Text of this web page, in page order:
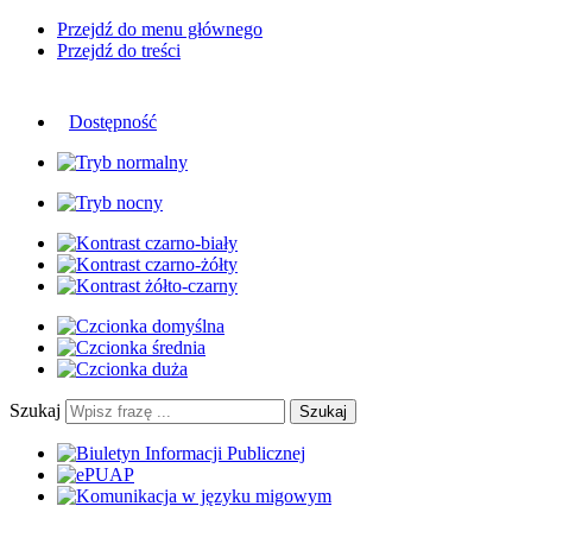
Przejdź do menu głównego
Przejdź do treści
Dostępność
Szukaj Szukaj